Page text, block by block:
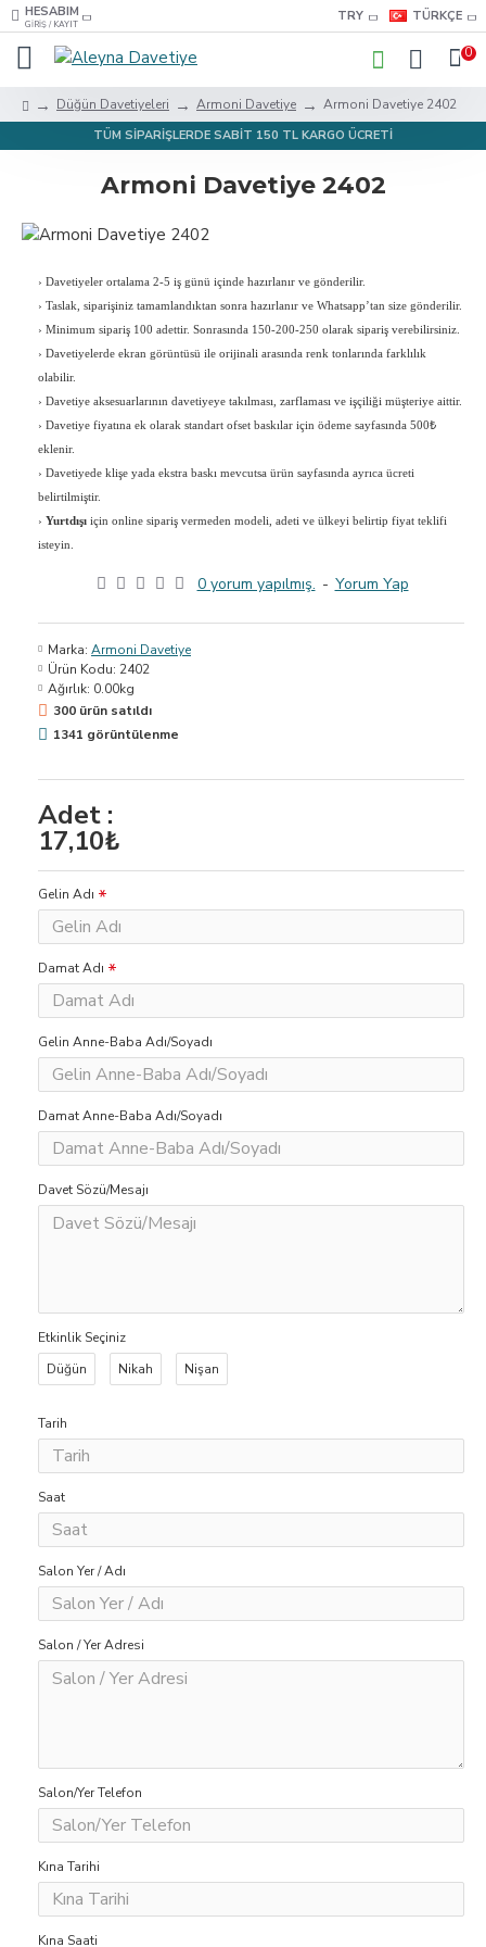
HESABIM
GIRIŞ / KAYIT
TRY TÜRKÇE
0
Düğün Davetiyeleri Armoni Davetiye Armoni Davetiye 2402
TÜM SİPARİŞLERDE SABİT 150 TL KARGO ÜCRETİ
Armoni Davetiye 2402
› Davetiyeler ortalama 2-5 iş günü içinde hazırlanır ve gönderilir.
› Taslak, siparişiniz tamamlandıktan sonra hazırlanır ve Whatsapp’tan size gönderilir.
› Minimum sipariş 100 adettir. Sonrasında 150-200-250 olarak sipariş verebilirsiniz.
› Davetiyelerde ekran görüntüsü ile orijinali arasında renk tonlarında farklılık
olabilir.
› Davetiye aksesuarlarının davetiyeye takılması, zarflaması ve işçiliği müşteriye aittir.
› Davetiye fiyatına ek olarak standart ofset baskılar için ödeme sayfasında 500₺
eklenir.
› Davetiyede klişe yada ekstra baskı mevcutsa ürün sayfasında ayrıca ücreti
belirtilmiştir.
› Yurtdışı için online sipariş vermeden modeli, adeti ve ülkeyi belirtip fiyat teklifi
isteyin.
0 yorum yapılmış. - Yorum Yap
Adet :
17,10₺
Marka: Armoni Davetiye
Ürün Kodu: 2402
Ağırlık: 0.00kg
300 ürün satıldı
1341 görüntülenme
Gelin Adı
Damat Adı
Gelin Anne-Baba Adı/Soyadı
Damat Anne-Baba Adı/Soyadı
Davet Sözü/Mesajı
Etkinlik Seçiniz
Düğün
Nikah Nişan
Tarih
Saat
Salon Yer / Adı
Salon / Yer Adresi
Salon/Yer Telefon
Kına Tarihi
Kına Saati